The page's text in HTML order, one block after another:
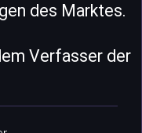
des Marktes.
Verfasser der